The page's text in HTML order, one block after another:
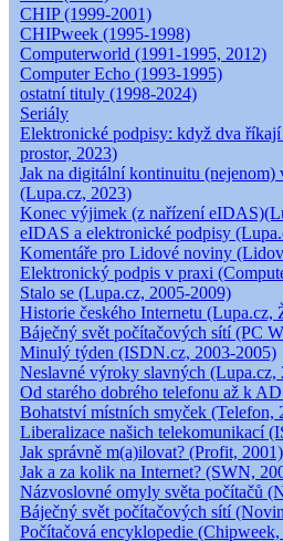
CHIP (1999-2001)
CHIPweek (1995-1998)
Computerworld (1991-1995, 2012)
Computer Echo (1993-1995)
ostatní tituly (1998-2024)
Seriály
Elektronické podpisy: když dva
prostor, 2023)
Jak na digitální kontinuitu (nejenom)
(Lupa.cz, 2023)
Konec výjimek (z nařízení
eIDAS a elektronické podpisy
Komentáře pro Lidové noviny
Elektronický podpis v praxi
Stalo se (Lupa.cz, 2005-2009)
Historie českého Internetu (Lupa.cz,
Báječný svět počítačových sítí (PC
Minulý týden (ISDN.cz, 2003-2005)
Neslavné výroky slavných (Lupa.cz,
Od starého dobrého telefonu až k
Bohatství místních smyček (Telefon,
Liberalizace našich telekomunikací
Jak správně m(a)ilovat? (Profit, 2001)
Jak a za kolik na Internet? (SWN,
Názvoslovné omyly světa počítačů
Báječný svět počítačových sítí
Počítačová encyklopedie